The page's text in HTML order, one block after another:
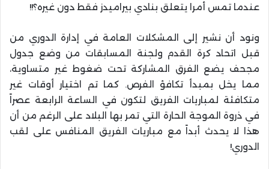
عندما تمس أمرا يتعلق بنادي بيراميدز فقط دون غيره؟!!
ونود أن نشير إلى المشكلات العامة في إدارة الدوري من
قبل اتحاد كرة القدم ولجنة المسابقات من وضع جدول
مجحف يضع الفرق المشاركة تحت ضغوط غير متساوية،
مما يخل بمبدأ تكافؤ الفرص. كما تم اختيار أوقات غير
متكافئة لمباريات الفريق لتكون في الساعة الرابعة عصراً
في ذروة الموجة الحارة التي تمر بها البلاد على الرغم من أن
هذا لا يحدث أبداً مع مباريات الفريق المنافس على لقب
الدوري!